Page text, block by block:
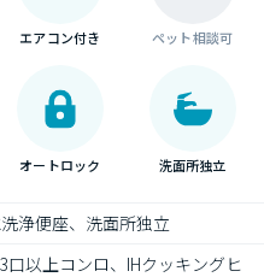
エアコン付き ペット相談可
オートロック 洗面所独立
浄便座、洗面所独立
口以上コンロ、IHクッキングヒ